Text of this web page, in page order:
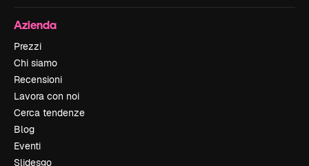
Azienda
Prezzi
Chi siamo
Recensioni
Lavora con noi
Cerca tendenze
Blog
Eventi
Slidesgo